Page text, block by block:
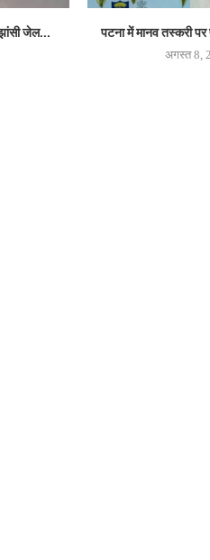
जेल... पटना में मानव तस्करी पर
अगस्त 8,